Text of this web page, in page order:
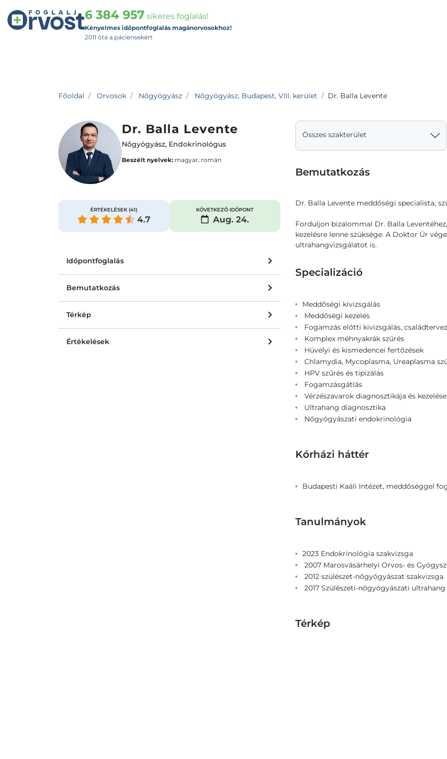
6 384 957 sikeres foglalás!
Kényelmes időpontfoglalás magánorvosokhoz!
2011 óta a páciensekért
Főoldal Orvosok Nőgyógyász Nőgyógyász, Budapest, VIII. kerület Dr. Balla Levente
Dr. Balla Levente
Nőgyógyász, Endokrinológus
Beszélt nyelvek: magyar, román
ÉRTÉKELÉSEK(41)
4.7
KÖVETKEZŐ IDŐPONT
Aug. 24.
Időpontfoglalás
Bemutatkozás
Térkép
Értékelések
Összes szakterület
Bemutatkozás
Dr. Balla Levente meddőségi specialista,
Forduljon bizalommal Dr. Balla
kezelésre lenne szüksége. A Doktor Úr
ultrahangvizsgálatot is.
Specializáció
Meddőségi kivizsgálás
Meddőségi kezelés
Fogamzás előtti kivizsgálás,
Komplex méhnyakrák szűrés
Hüvelyi és kismedencei fertőzések
Chlamydia, Mycoplasma, Ureaplasma
HPV szűrés és tipizálás
Fogamzásgátlás
Vérzészavarok diagnosztikája és kezelése
Ultrahang diagnosztika
Nőgyógyászati endokrinológia
Kórházi háttér
Budapesti Kaáli Intézet, meddőséggel
Tanulmányok
2023 Endokrinológia szakvizsga
2007 Marosvásárhelyi Orvos- és
2012 szülészet-nőgyógyászat szakvizsga
2017 Szülészeti-nőgyógyászati
Térkép